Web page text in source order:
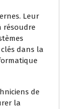
Leur
résoudre
dans la
de
la